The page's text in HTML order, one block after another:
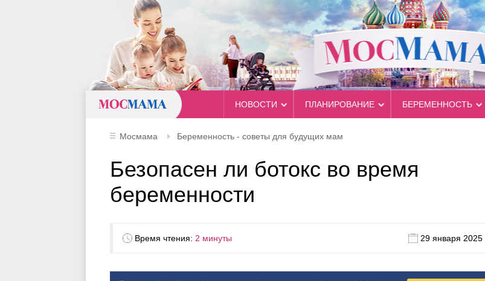
НОВОСТИ ПЛАНИРОВАНИЕ БЕРЕМЕННОСТЬ
Мосмама Беременность - советы для будущих мам
Безопасен ли ботокс во время
беременности
Время чтения: 2 минуты 29 января 2025